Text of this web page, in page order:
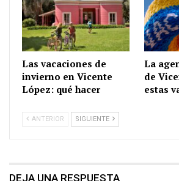
Las vacaciones de
invierno en Vicente
López: qué hacer
La
de
estas
ANTERIOR SIGUIENTE
DEJA UNA RESPUESTA